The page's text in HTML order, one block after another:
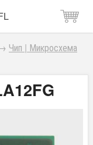
Чип | Микросхема